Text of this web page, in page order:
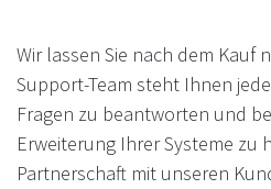
Wir lassen Sie nach dem Kauf
Support-Team steht Ihnen
Fragen zu beantworten und
Erweiterung Ihrer Systeme zu
Partnerschaft mit unseren